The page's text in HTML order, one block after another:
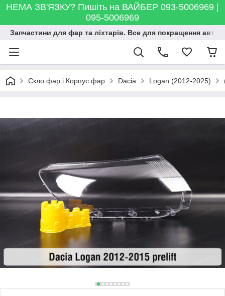
НЕМА ЗВ'ЯЗКУ? Пишіть на ВАЙБЕР 093-5006969 |
095-5006969
Запчастини для фар та ліхтарів. Все для покращення
Скло фар і Корпус фар Dacia Logan (2012-2025)